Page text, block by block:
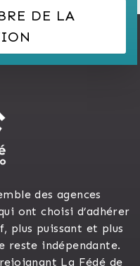
DE LA
des agences
ont choisi d’adhérer
plus puissant et plus
reste indépendante.
La Fédé de